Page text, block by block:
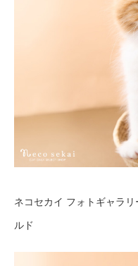
ネコセカイ フォトギャラ
ルド